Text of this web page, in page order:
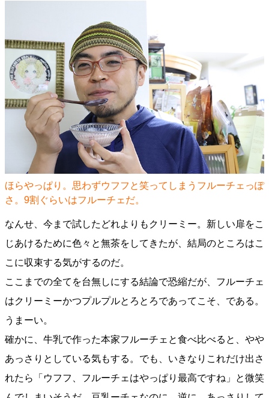
ほらやっぱり。思わずウフフと笑ってしまうフルーチェっぽ
さ。9割ぐらいはフルーチェだ。
なんせ、今まで試したどれよりもクリーミー。新しい扉をこ
じあけるために色々と無茶をしてきたが、結局のところはこ
こに収束する気がするのだ。
ここまでの全てを台無しにする結論で恐縮だが、フルーチェ
はクリーミーかつプルプルとろとろであってこそ、である。
うまーい。
確かに、牛乳で作った本家フルーチェと食べ比べると、やや
あっさりとしている気もする。でも、いきなりこれだけ出さ
れたら「ウフフ、フルーチェはやっぱり最高ですね」と微笑